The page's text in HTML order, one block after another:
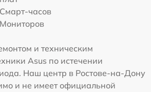
Смарт-часов
Мониторов
и техническим
Asus по истечении
Наш центр в Ростове-на-Дону
и не имеет официальной